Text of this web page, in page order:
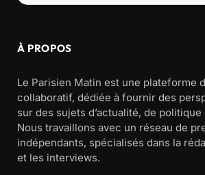
À PROPOS
Le Parisien Matin est une plateforme
collaboratif, dédiée à fournir des
sur des sujets d’actualité, de
Nous travaillons avec un réseau de
indépendants, spécialisés dans la
et les interviews.